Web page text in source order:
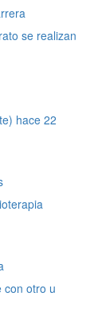
se realizan
hace 22
con otro u